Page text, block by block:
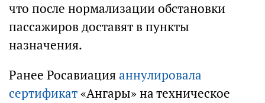
что после нормализации обстановки
пассажиров доставят в пункты
назначения.
Ранее Росавиацияаннулировала
сертификат«Ангары» на техническое